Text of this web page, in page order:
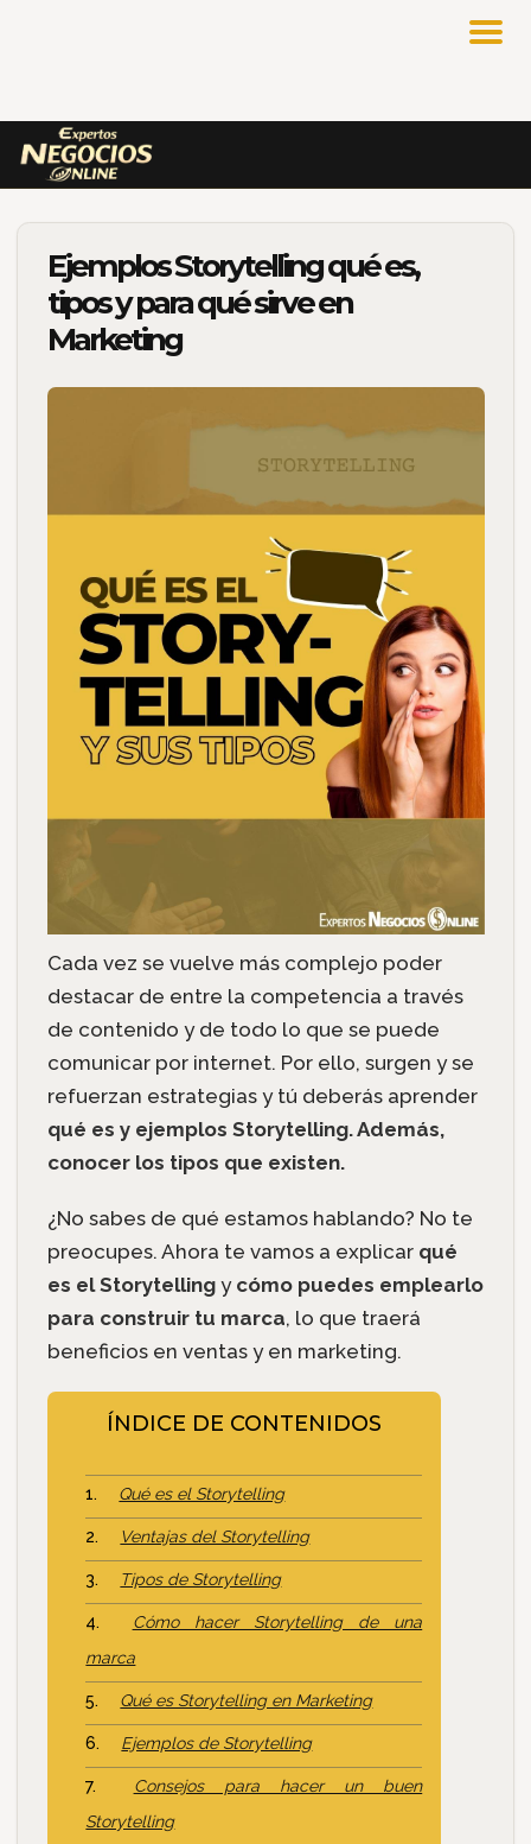
Ejemplos Storytelling qué es,
tipos y para qué sirve en
Marketing
Cada vez se vuelve más complejo poder
destacar de entre la competencia a través
de contenido y de todo lo que se puede
comunicar por internet. Por ello, surgen y se
refuerzan estrategias y tú deberás aprender
qué es y ejemplos Storytelling. Además,
conocer los tipos que existen.
¿No sabes de qué estamos hablando? No te
preocupes. Ahora te vamos a explicar qué
es el Storytelling y cómo puedes emplearlo
para construir tu marca, lo que traerá
beneficios en ventas y en marketing.
ÍNDICE DE CONTENIDOS
Qué es el Storytelling
Ventajas del Storytelling
Tipos de Storytelling
Cómo hacer Storytelling de una
marca
Qué es Storytelling en Marketing
Ejemplos de Storytelling
Consejos para hacer un buen
Storytelling